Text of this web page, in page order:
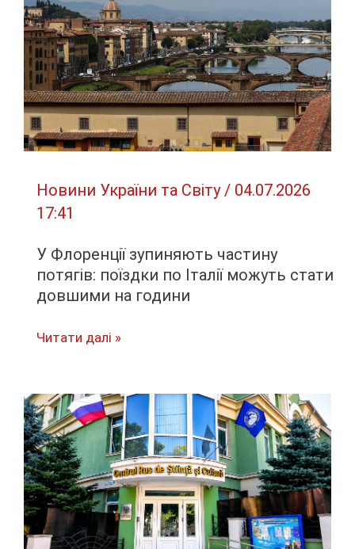
екстремальна
спека
Новини України та Світу/ 04.07.2026
17:41
У Флоренції зупиняють частину
потягів: поїздки по Італії можуть стати
довшими на години
У
частину
потягів:
поїздки
по
Італії
можуть
стати
Читати далі »